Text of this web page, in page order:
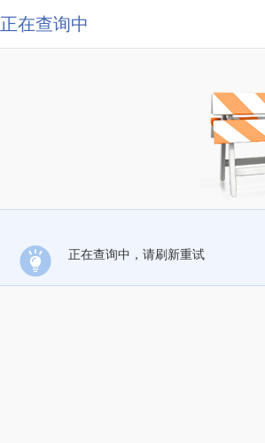
正在查询中
正在查询中，请刷新重试